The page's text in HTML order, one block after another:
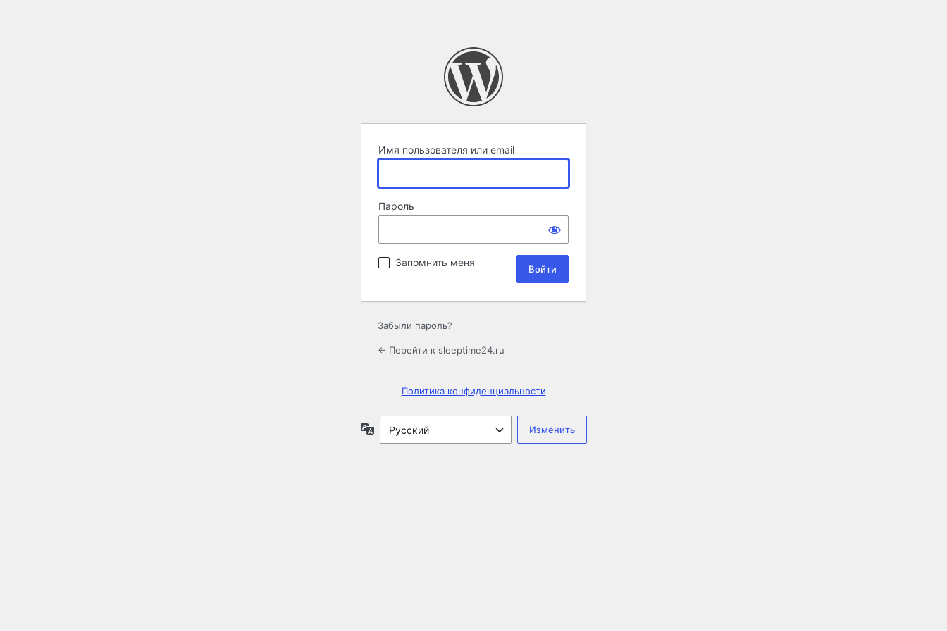
Имя пользователя или email
Пароль
Запомнить меня
Забыли пароль?
← Перейти к sleeptime24.ru
Политика конфиденциальности
Язык